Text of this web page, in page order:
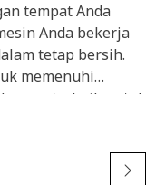
tempat Anda
Anda bekerja
tetap bersih.
memenuhi
terbaik untuk